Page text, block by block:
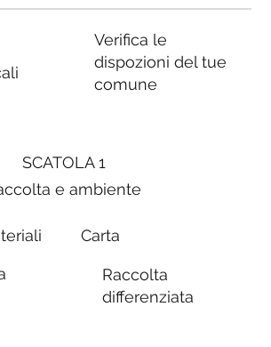
SCATOLA 1
e ambiente
Carta
Raccolta
differenziata
Verifica le
dispozioni del tue
comune